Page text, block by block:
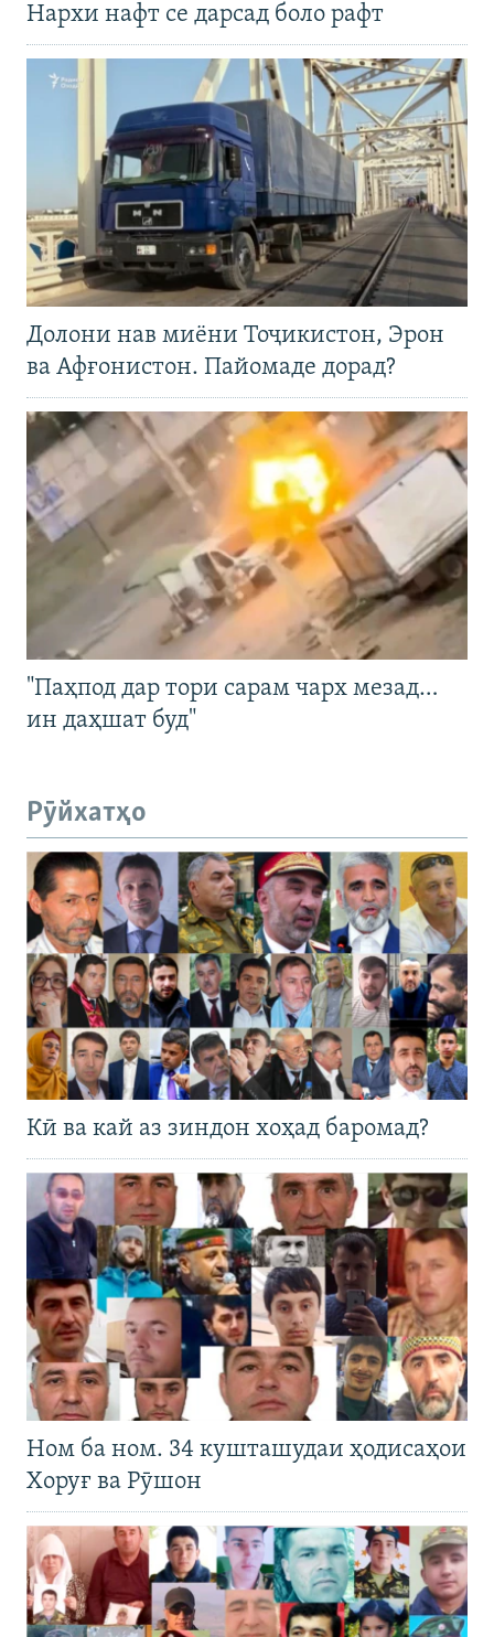
Нархи нафт се дарсад боло рафт
Долони нав миёни Тоҷикистон, Эрон
ва Афғонистон. Пайомаде дорад?
"Паҳпод дар тори сарам чарх мезад…
ин даҳшат буд"
Рӯйхатҳо
Кӣ ва кай аз зиндон хоҳад баромад?
Ном ба ном. 34 кушташудаи ҳодисаҳои
Хоруғ ва Рӯшон